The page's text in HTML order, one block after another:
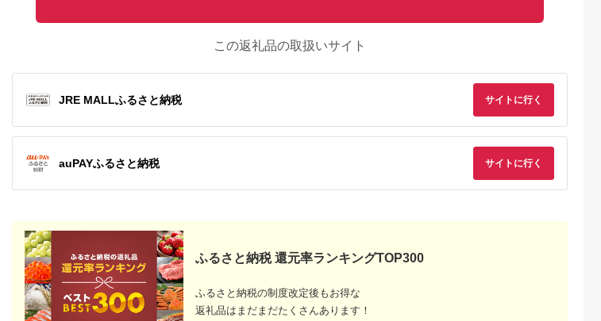
出典：JRE MALLふる
さと納税
北海道 砂川市
SOMES 馬蹄型 コイ
ンケース (ダークブラ
ウン) HV-28 [ソメスサ
ドル 北海道 砂川市
5.0
出典：ANAのふるさと
納税
兵庫県 尼崎市
メンズ財布の定番!本
革二つ折り財布(ネイ
ビー)たつの市産牛革
シュリンク型押し×オ
5.0
さと納税
東京都荒川区
ー：ブラウン）
【014-003-2】 5.0
ス
東京都台東区
長財布 花菱柄
5.0
この返礼品の取扱いサイト
JRE MALLふるさと納税 サイトに行く
auPAYふるさと納税 サイトに行く
ふるさと納税 還元率ランキングTOP300
ふるさと納税の制度改定後もお得な
返礼品はまだまだたくさんあります！